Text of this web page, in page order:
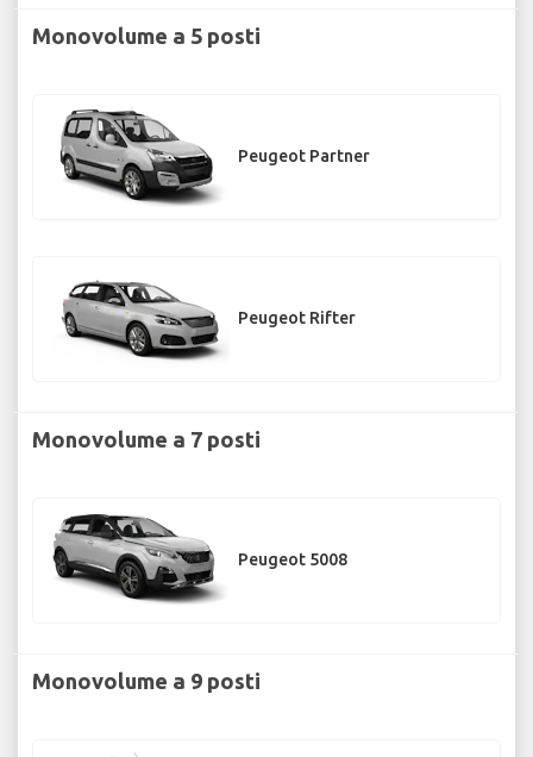
Monovolume a 5 posti
Peugeot Partner
Peugeot Rifter
Monovolume a 7 posti
Peugeot 5008
Monovolume a 9 posti